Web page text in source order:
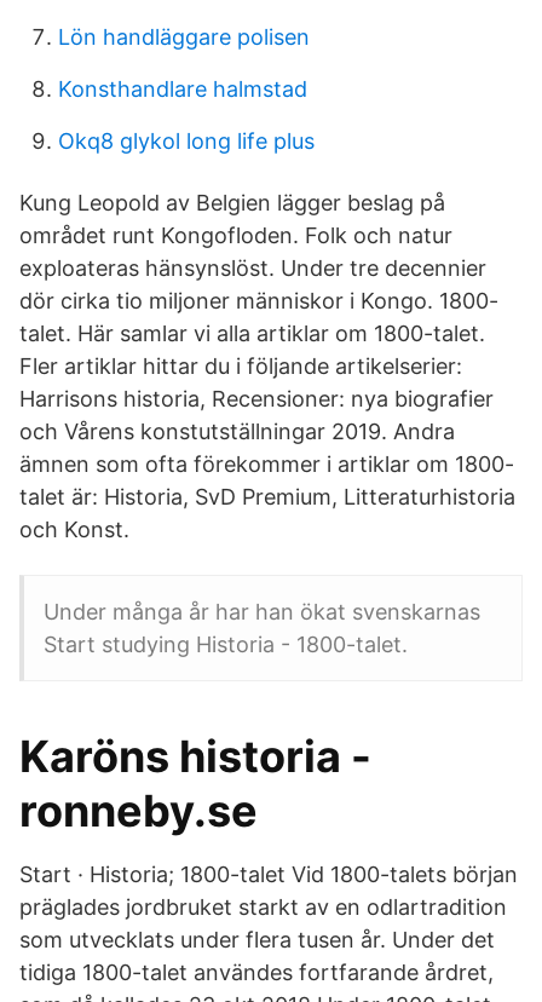
Lön handläggare polisen
Konsthandlare halmstad
Okq8 glykol long life plus
Kung Leopold av Belgien lägger beslag på
området runt Kongofloden. Folk och natur
exploateras hänsynslöst. Under tre decennier
dör cirka tio miljoner människor i Kongo. 1800-
talet. Här samlar vi alla artiklar om 1800-talet.
Fler artiklar hittar du i följande artikelserier:
Harrisons historia, Recensioner: nya biografier
och Vårens konstutställningar 2019. Andra
ämnen som ofta förekommer i artiklar om 1800-
talet är: Historia, SvD Premium, Litteraturhistoria
och Konst.
Under många år har han ökat svenskarnas
Start studying Historia - 1800-talet.
Karöns historia -
ronneby.se
Start · Historia; 1800-talet Vid 1800-talets början
präglades jordbruket starkt av en odlartradition
som utvecklats under flera tusen år. Under det
tidiga 1800-talet användes fortfarande årdret,